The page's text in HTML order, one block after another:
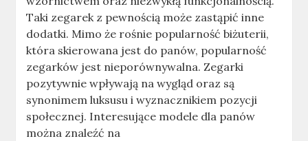
Taki zegarek z pewnością może zastąpić inne
dodatki. Mimo że rośnie popularność biżuterii,
która skierowana jest do panów, popularność
zegarków jest nieporównywalna. Zegarki
pozytywnie wpływają na wygląd oraz są
synonimem luksusu i wyznacznikiem pozycji
społecznej. Interesujące modele dla panów
można znaleźć na